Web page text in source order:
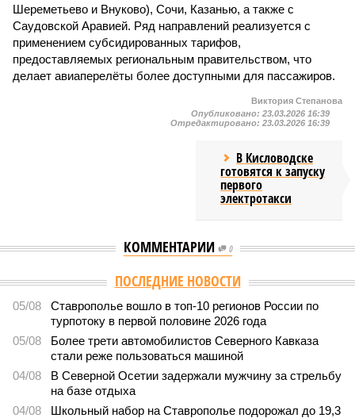
Шереметьево и Внуково), Сочи, Казанью, а также с
Саудовской Аравией. Ряд направлений реализуется с
применением субсидированных тарифов,
предоставляемых региональным правительством, что
делает авиаперелёты более доступными для пассажиров.
Виктория Степанова
Опубликовано: 23.03.2026 16:39
Отредактировано: 23.03.2026 16:39
В Кисловодске
готовятся к запуску
первого
электротакси
КОММЕНТАРИИ 0
ПОСЛЕДНИЕ НОВОСТИ
05/08
Ставрополье вошло в топ-10 регионов России по
турпотоку в первой половине 2026 года
05/08
Более трети автомобилистов Северного Кавказа
стали реже пользоваться машиной
04/08
В Северной Осетии задержали мужчину за стрельбу
на базе отдыха
04/08
Школьный набор на Ставрополье подорожал до 19,3